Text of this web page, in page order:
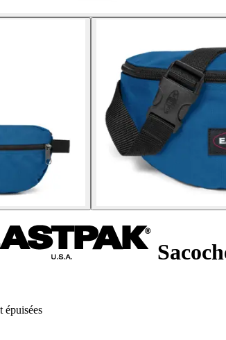
épuisées